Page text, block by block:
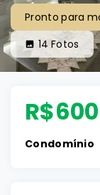
Pronto para
14 Fotos
Condomínio